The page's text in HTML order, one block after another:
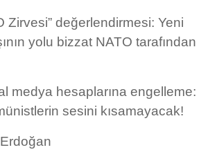
Zirvesi” değerlendirmesi: Yeni
yolu bizzat NATO tarafından
medya hesaplarına engelleme:
sesini kısamayacak!